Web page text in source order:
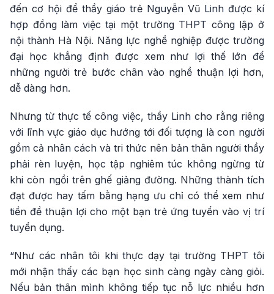
đến cơ hội để thầy giáo trẻ Nguyễn Vũ Linh được kí
hợp đồng làm việc tại một trường THPT công lập ở
nội thành Hà Nội. Năng lực nghề nghiệp được trường
đại học khẳng định được xem như lợi thế lớn để
những người trẻ bước chân vào nghề thuận lợi hơn,
dễ dàng hơn.
Nhưng từ thực tế công việc, thầy Linh cho rằng riêng
với lĩnh vực giáo dục hướng tới đối tượng là con người
gồm cả nhân cách và tri thức nên bản thân người thầy
phải rèn luyện, học tập nghiêm túc không ngừng từ
khi còn ngồi trên ghế giảng đường. Những thành tích
đạt được hay tấm bằng hạng ưu chỉ có thể xem như
tiền đề thuận lợi cho một bạn trẻ ứng tuyển vào vị trí
tuyển dụng.
“Như các nhân tôi khi thực dạy tại trường THPT tôi
mới nhận thấy các bạn học sinh càng ngày càng giỏi.
Nếu bản thân mình không tiếp tục nỗ lực nhiều hơn